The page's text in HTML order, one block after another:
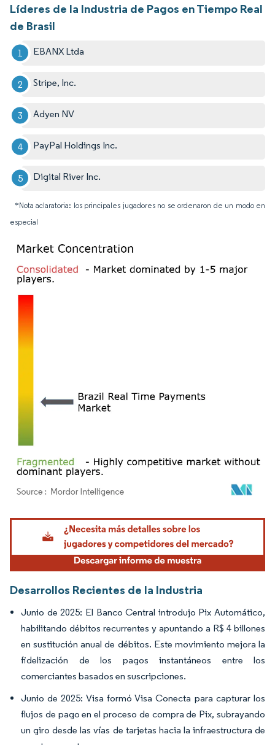
Líderes de la Industria de Pagos en Tiempo Real
de Brasil
EBANX Ltda
Stripe, Inc.
Adyen NV
PayPal Holdings Inc.
Digital River Inc.
*Nota aclaratoria: los principales jugadores no se ordenaron de un modo en
especial
Imagen © Mordor Intelligence. El uso requiere atribución según CC BY 4.0.
Desarrollos Recientes de la Industria
Junio de 2025: El Banco Central introdujo Pix Automático,
habilitando débitos recurrentes y apuntando a R$ 4 billones
en sustitución anual de débitos. Este movimiento mejora la
fidelización de los pagos instantáneos entre los
comerciantes basados en suscripciones.
Junio de 2025: Visa formó Visa Conecta para capturar los
flujos de pago en el proceso de compra de Pix, subrayando
un giro desde las vías de tarjetas hacia la infraestructura de